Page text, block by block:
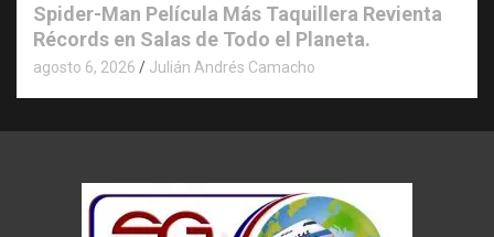
Spider-Man Película Más Taquillera Revienta
Récords en Salas de Todo el Planeta.
agosto 6, 2026 Julián Andrés Camacho